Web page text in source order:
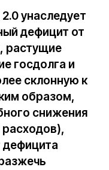
унаследует
дефицит от
растущие
госдолга и
склонную к
образом,
снижения
расходов),
дефицита